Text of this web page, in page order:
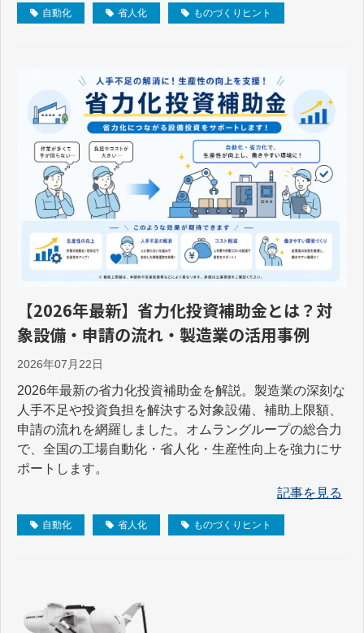
自動化 省人化 ものづくりヒント
【2026年最新】省力化投資補助金とは？対
象設備・申請の流れ・製造業の活用事例
2026年07月22日
2026年最新の省力化投資補助金を解説。製造業の深刻な
人手不足や投資負担を解決する対象設備、補助上限額、
申請の流れを網羅しました。オムラングループの総合力
で、全国の工場自動化・省人化・生産性向上を強力にサ
ポートします。
記事を見る
自動化 省人化 ものづくりヒント